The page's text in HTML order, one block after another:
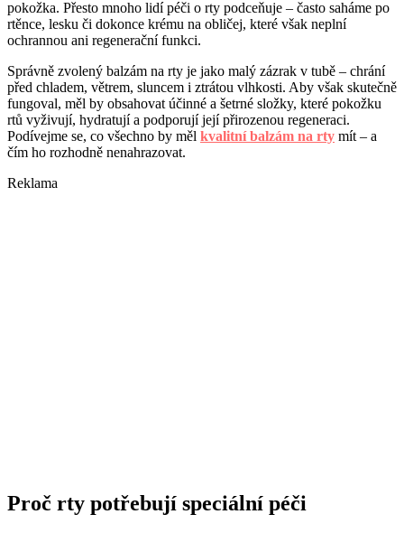
pokožka. Přesto mnoho lidí péči o rty podceňuje – často saháme po
rtěnce, lesku či dokonce krému na obličej, které však neplní
ochrannou ani regenerační funkci.
Správně zvolený balzám na rty je jako malý zázrak v tubě – chrání
před chladem, větrem, sluncem i ztrátou vlhkosti. Aby však skutečně
fungoval, měl by obsahovat účinné a šetrné složky, které pokožku
rtů vyživují, hydratují a podporují její přirozenou regeneraci.
Podívejme se, co všechno by měl kvalitní balzám na rty mít – a
čím ho rozhodně nenahrazovat.
Reklama
Proč rty potřebují speciální péči